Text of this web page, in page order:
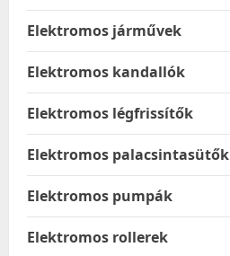
Elektromos járművek
Elektromos kandallók
Elektromos légfrissítők
Elektromos palacsintasütők
Elektromos pumpák
Elektromos rollerek